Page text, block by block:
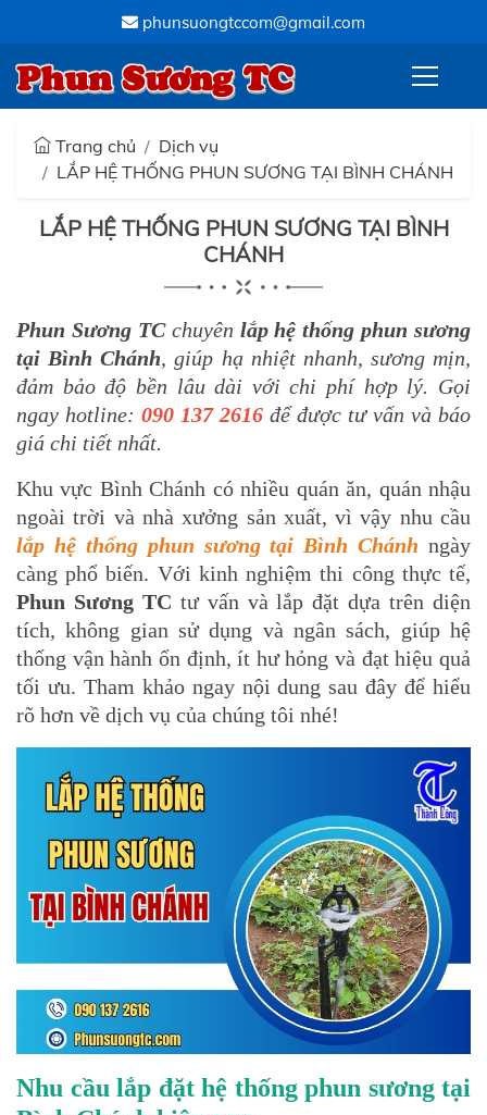
phunsuongtccom@gmail.com
Phun Sương TC
Trang chủ
Dịch vụ
LẮP HỆ THỐNG PHUN SƯƠNG TẠI BÌNH CHÁNH
LẮP HỆ THỐNG PHUN SƯƠNG TẠI BÌNH
CHÁNH
Phun Sương TCchuyên lắp hệ thống phun sương
tại Bình Chánh, giúp hạ nhiệt nhanh, sương mịn,
đảm bảo độ bền lâu dài với chi phí hợp lý. Gọi
ngay hotline: 090 137 2616 để được tư vấn và báo
giá chi tiết nhất.
Khu vực Bình Chánh có nhiều quán ăn, quán nhậu
ngoài trời và nhà xưởng sản xuất, vì vậy nhu cầu
lắp hệ thống phun sương tại Bình Chánh ngày
càng phổ biến. Với kinh nghiệm thi công thực tế,
Phun Sương TC tư vấn và lắp đặt dựa trên diện
tích, không gian sử dụng và ngân sách, giúp hệ
thống vận hành ổn định, ít hư hỏng và đạt hiệu quả
tối ưu. Tham khảo ngay nội dung sau đây để hiểu
rõ hơn về dịch vụ của chúng tôi nhé!
Nhu cầu lắp đặt hệ thống phun sương tại